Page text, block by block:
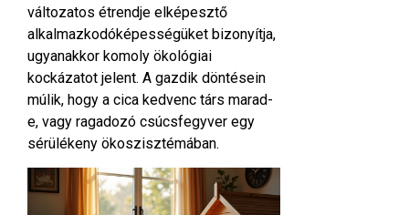
változatos étrendje elképesztő
alkalmazkodóképességüket bizonyítja,
ugyanakkor komoly ökológiai
kockázatot jelent. A gazdik döntésein
múlik, hogy a cica kedvenc társ marad-
e, vagy ragadozó csúcsfegyver egy
sérülékeny ökoszisztémában.